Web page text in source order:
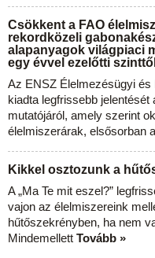
Csökkent a FAO
rekordközeli
alapanyagok világpiaci
egy évvel ezelőtti szinttől
Az ENSZ Élelmezésügyi
kiadta legfrissebb
mutatójáról, amely szerint
élelmiszerárak, elsősorban
Kikkel osztozunk a
A „Ma Te mit eszel?”
vajon az élelmiszereink
hűtőszekrényben, ha nem
Mindemellett Tovább »